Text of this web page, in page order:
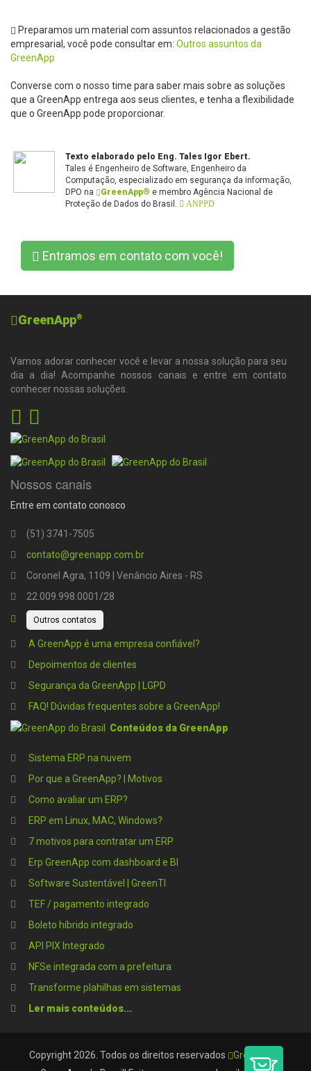
Preparamos um material com assuntos relacionados a gestão
empresarial, você pode consultar em: Outros assuntos da
GreenApp
Converse com o nosso time para saber mais sobre as soluções
que a GreenApp entrega aos seus clientes, e tenha a flexibilidade
que o GreenApp pode proporcionar.
Texto elaborado pelo Eng. Tales Igor Ebert.
Tales é Engenheiro de Software, Engenheiro da
Computação, especializado em segurança da informação,
DPO na
GreenApp® e membro Agência Nacional de
Proteção de Dados do Brasil.
ANPPD
Entramos em contato com você!
GreenApp®
Vamos adorar conhecer você e levar a nossa solução para seu
dia a dia! Acompanhe nossos canais e entre em contato
conhecer nossas soluções.
Nossos canais
Entre em contato conosco
(51) 3741-7505
contato@greenapp.com.br
Coronel Agra, 1109 | Venâncio Aires - RS
22.009.998.0001/28
Outros contatos
A GreenApp é uma empresa confiável?
Depoimentos de clientes
Segurança da GreenApp | LGPD
FAQ! Dúvidas frequentes sobre a GreenApp!
Conteúdos da GreenApp
Sistema ERP na nuvem
Por que a GreenApp? | Motivos
Como avaliar um ERP?
ERP em Linux, MAC, Windows?
7 motivos para contratar um ERP
Erp GreenApp com dashboard e BI
Software Sustentável | GreenTI
TEF / pagamento integrado
Boleto híbrido integrado
API PIX Integrado
NFSe integrada com a prefeitura
Transforme plahilhas em sistemas
Ler mais conteúdos...
Copyright 2026. Todos os direitos reservados GreenApp